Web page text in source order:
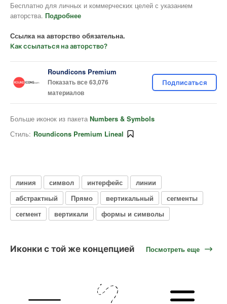
Бесплатно для личных и коммерческих целей с указанием
авторства. Подробнее
Ссылка на авторство обязательна.
Как ссылаться на авторство?
Roundicons Premium
Показать все 63,076
материалов
Подписаться
Больше иконок из пакета Numbers & Symbols
Стиль: Roundicons Premium Lineal
линия символ интерфейс
линии
абстрактный
Прямо вертикальный
сегменты
сегмент
вертикали формы и символы
Иконки с той же концепцией Посмотреть еще